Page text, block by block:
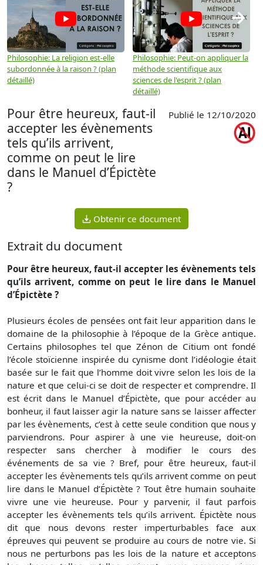
Philosophie: La religion est-elle
subordonnée à la raison ? (plan
détaillé)
Philosophie: Peut-on appliquer la
méthode scientifique aux
sciences de l'esprit ? (plan
détaillé)
→
Pour être heureux, faut-il
accepter les évènements
tels qu’ils arrivent,
comme on peut le lire
dans le Manuel d’Épictète
?
Publié le 12/10/2020
Obtenir ce document
Extrait du document
Pour être heureux, faut-il accepter les évènements tels
qu’ils arrivent, comme on peut le lire dans le Manuel
d’Épictète ?
Plusieurs écoles de pensées ont fait leur apparition dans le
domaine de la philosophie à l’époque de la Grèce antique.
Certains philosophes tel que Zénon de Citium ont fondé
l’école stoïcienne inspirée du cynisme dont l’idéologie était
basée sur le fait que l’homme doit vivre selon les lois de la
nature et que celui-ci se doit de respecter et comprendre. Il
est écrit dans le Manuel d’Épictète, que pour accéder au
bonheur, il faut laisser agir la nature sans se laisser affecter
par les évènements, c’est à cette seule condition que nous y
parviendrons. Pour aspirer à une vie heureuse, doit-on
respecter sans chercher à modifier le cours des
événements de sa vie ? Bref, pour être heureux, faut-il
accepter les évènements tels qu’ils arrivent comme on peut
lire dans le Manuel d’Épictète ? Tout être humain souhaite
vivre une vie heureuse. Pour y parvenir, il faut parfois
accepter les évènements tels qu’ils arrivent. Épictète nous
dit que nous devons rester imperturbables face aux
épreuves qui peuvent se produire au cours de notre vie. Si
nous ne perturbons pas les lois de la nature et acceptons